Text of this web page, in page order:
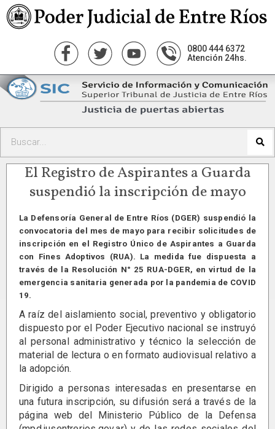
0800 444 6372
Atención 24hs.
El Registro de Aspirantes a Guarda
suspendió la inscripción de mayo
La Defensoría General de Entre Ríos (DGER) suspendió la
convocatoria del mes de mayo para recibir solicitudes de
inscripción en el Registro Único de Aspirantes a Guarda
con Fines Adoptivos (RUA). La medida fue dispuesta a
través de la Resolución N° 25 RUA-DGER, en virtud de la
emergencia sanitaria generada por la pandemia de COVID
19.
A raíz del aislamiento social, preventivo y obligatorio
dispuesto por el Poder Ejecutivo nacional se instruyó
al personal administrativo y técnico la selección de
material de lectura o en formato audiovisual relativo a
la adopción.
Dirigido a personas interesadas en presentarse en
una futura inscripción, su difusión será a través de la
página web del Ministerio Público de la Defensa